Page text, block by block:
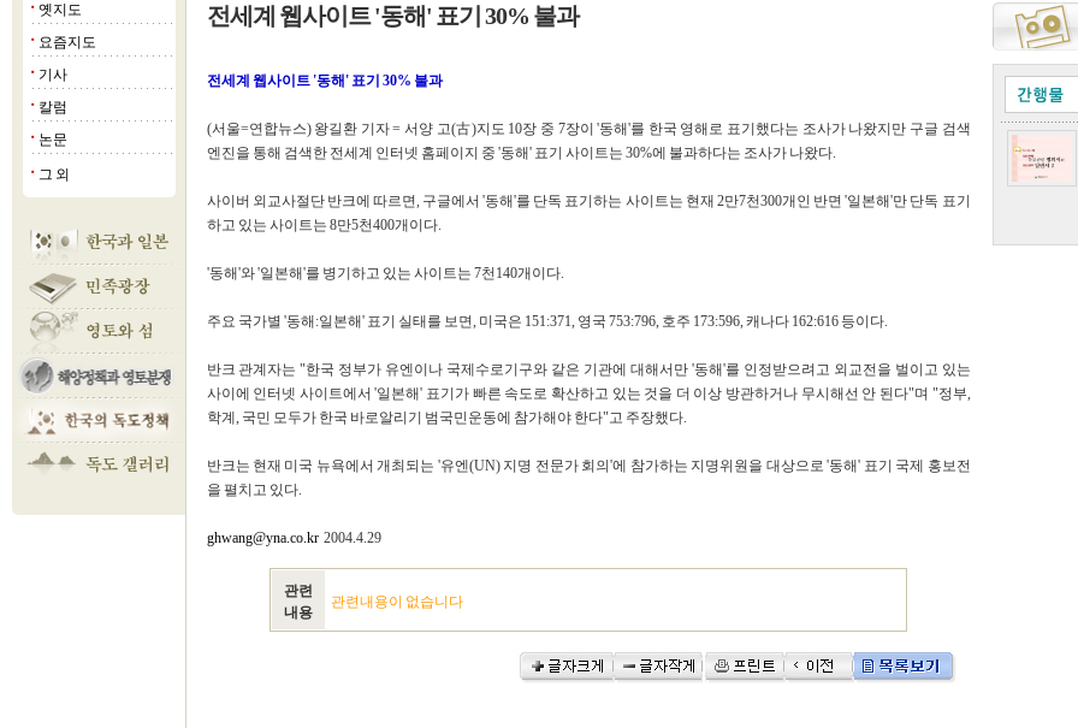
■ 옛지도
■ 요즘지도
■ 기사
■ 칼럼
■ 논문
■ 그 외
전세계 웹사이트 '동해' 표기 30% 불과
전세계 웹사이트 '동해' 표기 30% 불과
(서울=연합뉴스) 왕길환 기자 = 서양 고(古)지도 10장 중 7장이 '동해'를 한국 영해로 표기했다는 조사가 나왔지만 구글 검색
엔진을 통해 검색한 전세계 인터넷 홈페이지 중 '동해' 표기 사이트는 30%에 불과하다는 조사가 나왔다.
사이버 외교사절단 반크에 따르면, 구글에서 '동해'를 단독 표기하는 사이트는 현재 2만7천300개인 반면 '일본해'만 단독 표기
하고 있는 사이트는 8만5천400개이다.
'동해'와 '일본해'를 병기하고 있는 사이트는 7천140개이다.
주요 국가별 '동해:일본해' 표기 실태를 보면, 미국은 151:371, 영국 753:796, 호주 173:596, 캐나다 162:616 등이다.
반크 관계자는 "한국 정부가 유엔이나 국제수로기구와 같은 기관에 대해서만 '동해'를 인정받으려고 외교전을 벌이고 있는
사이에 인터넷 사이트에서 '일본해' 표기가 빠른 속도로 확산하고 있는 것을 더 이상 방관하거나 무시해선 안 된다"며 "정부,
학계, 국민 모두가 한국 바로알리기 범국민운동에 참가해야 한다"고 주장했다.
반크는 현재 미국 뉴욕에서 개최되는 '유엔(UN) 지명 전문가 회의'에 참가하는 지명위원을 대상으로 '동해' 표기 국제 홍보전
을 펼치고 있다.
ghwang@yna.co.kr2004.4.29
관련
내용
관련내용이 없습니다